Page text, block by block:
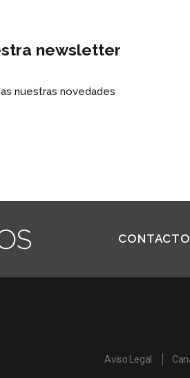
newsletter
nuestras novedades
CONTACTO
Aviso Legal